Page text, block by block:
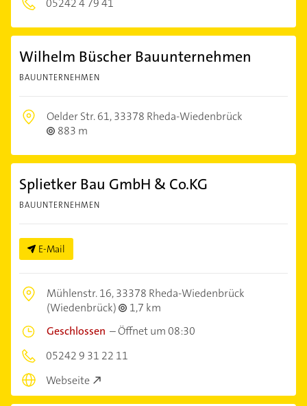
05242 4 79 41
Wilhelm Büscher Bauunternehmen
BAUUNTERNEHMEN
Oelder Str. 61,33378 Rheda-Wiedenbrück
883 m
Splietker Bau GmbH & Co.KG
BAUUNTERNEHMEN
E-Mail
Mühlenstr. 16,33378 Rheda-Wiedenbrück
(Wiedenbrück)
1,7 km
Geschlossen –Öffnet um 08:30
05242 9 31 22 11
Webseite